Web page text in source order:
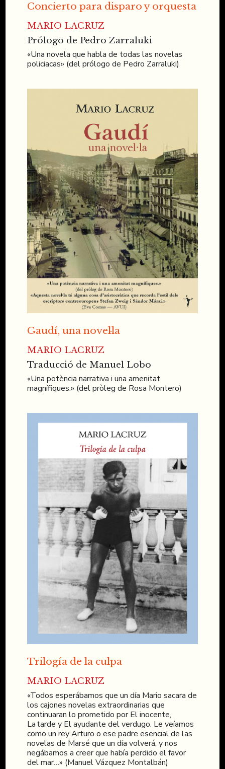
Concierto para disparo y orquesta
MARIO LACRUZ
Prólogo de Pedro Zarraluki
«Una novela que habla de todas las novelas
policiacas» (del prólogo de Pedro Zarraluki)
Gaudí, una novel·la
MARIO LACRUZ
Traducció de Manuel Lobo
«Una potència narrativa i una amenitat
magnífiques.» (del pròleg de Rosa Montero)
Trilogía de la culpa
MARIO LACRUZ
«Todos esperábamos que un día Mario sacara de
los cajones novelas extraordinarias que
continuaran lo prometido por El inocente,
La tarde y El ayudante del verdugo. Le veíamos
como un rey Arturo o ese padre esencial de las
novelas de Marsé que un día volverá, y nos
negábamos a creer que había perdido el favor
del mar…» (Manuel Vázquez Montalbán)